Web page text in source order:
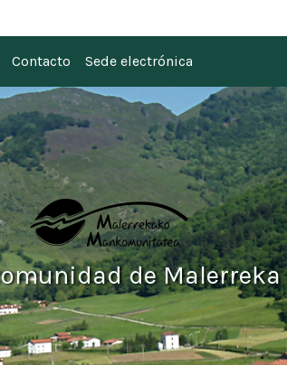
Contacto Sede electrónica
de Malerreka